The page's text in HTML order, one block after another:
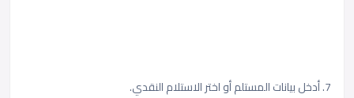
أدخل بيانات المستلم أو اختر الاستلام النقدي.